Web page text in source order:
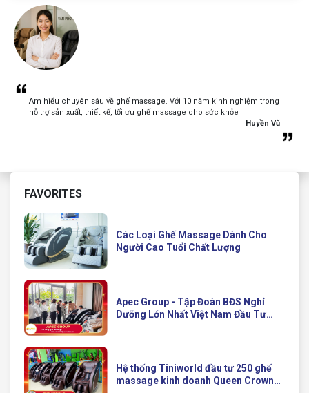
Am hiểu chuyên sâu về ghế massage. Với 10 năm kinh nghiệm trong
hỗ trợ sản xuất, thiết kế, tối ưu ghế massage cho sức khỏe
Huyền Vũ
FAVORITES
Các Loại Ghế Massage Dành Cho
Người Cao Tuổi Chất Lượng
Apec Group - Tập Đoàn BĐS Nghỉ
Dưỡng Lớn Nhất Việt Nam Đầu Tư
Hệ thống Tiniworld đầu tư 250 ghế
massage kinh doanh Queen Crown